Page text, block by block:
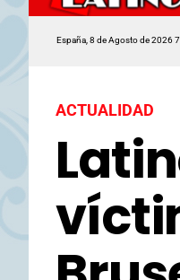
España, 8 de Agosto de 2026
ACTUALIDAD